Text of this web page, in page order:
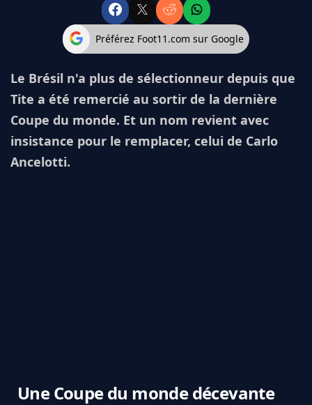
Préférez Foot11.com sur Google
Le Brésil n'a plus de sélectionneur depuis que
Tite a été remercié au sortir de la dernière
Coupe du monde. Et un nom revient avec
insistance pour le remplacer, celui de Carlo
Ancelotti.
Une Coupe du monde décevante